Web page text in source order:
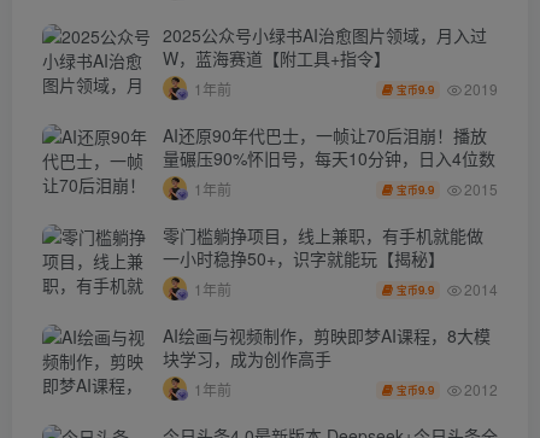
2025公众号小绿书AI治愈图片领域，月入过
W，蓝海赛道【附工具+指令】
1年前 宝币9.9 2019
AI还原90年代巴士，一帧让70后泪崩！播放
量碾压90%怀旧号，每天10分钟，日入4位数
1年前 宝币9.9 2015
零门槛躺挣项目，线上兼职，有手机就能做
一小时稳挣50+，识字就能玩【揭秘】
1年前 宝币9.9 2014
AI绘画与视频制作，剪映即梦AI课程，8大模
块学习，成为创作高手
1年前 宝币9.9 2012